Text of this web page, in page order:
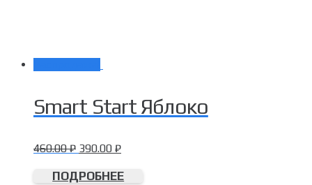
Smart Start Яблоко
460.00₽ 390.00 ₽
ПОДРОБНЕЕ